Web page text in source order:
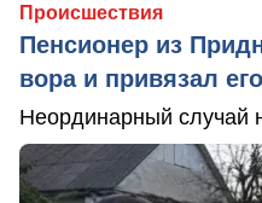
Происшествия
Пенсионер из
вора и привязал
Неординарный случай